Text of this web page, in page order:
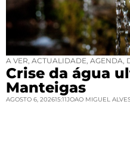
A VER, ACTUALIDADE, AGENDA,
Crise da água
Manteigas
AGOSTO 6, 202615:11JOAO MIGUEL